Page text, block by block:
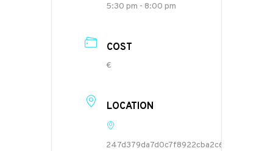
5:30 pm - 8:00 pm
COST
€
LOCATION